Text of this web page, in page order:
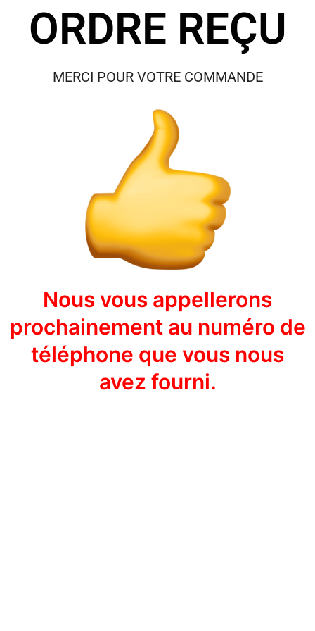
ORDRE REÇU
MERCI POUR VOTRE COMMANDE
Nous vous appellerons
prochainement au numéro de
téléphone que vous nous
avez fourni.